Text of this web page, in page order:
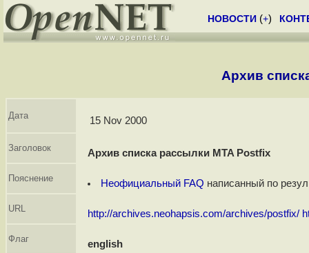
НОВОСТИ (+)
Архив
Дата 15 Nov 2000
Заголовок Архив списка рассылки MTA Postfix
Пояснение Неофициальный FAQ написанный по
URL http://archives.neohapsis.com/archives/postfix/
Флаг english